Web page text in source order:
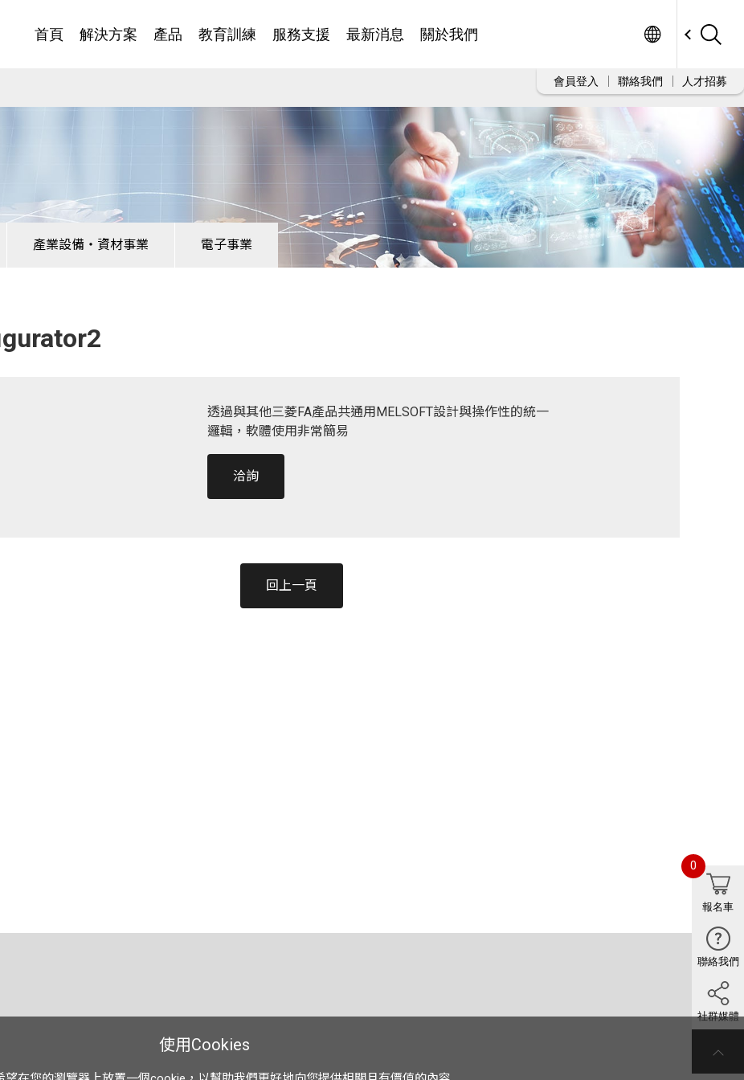
首頁 解決方案 產品 教育訓練 服務支援 最新消息 關於我們
會員登入 聯絡我們 人才招募
產業設備・資材事業 電子事業
透過與其他三菱FA產品共通用MELSOFT設計與操作性的統一
邏輯，軟體使用非常簡易
洽詢
回上一頁
報名車
0
聯絡我們
社群媒體
使用Cookies